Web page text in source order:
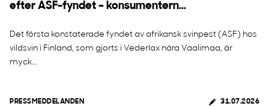
efter ASF-fyndet – konsumentern...
Det första konstaterade fyndet av afrikansk svinpest (ASF) hos
vildsvin i Finland, som gjorts i Vederlax nära Vaalimaa, är
myck...
PRESSMEDDELANDEN 31.07.2026